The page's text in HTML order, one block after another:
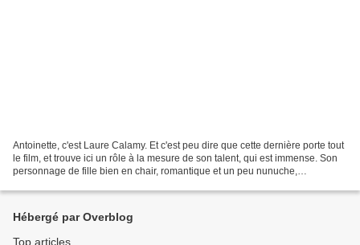
Antoinette, c'est Laure Calamy. Et c'est peu dire que cette dernière porte tout
le film, et trouve ici un rôle à la mesure de son talent, qui est immense. Son
personnage de fille bien en chair, romantique et un peu nunuche,
Hébergé par Overblog
Top articles